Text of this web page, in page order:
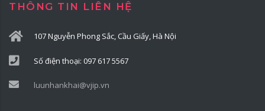
THÔNG TIN LIÊN HỆ
107 Nguyễn Phong Sắc, Cầu Giấy, Hà Nội
Số điện thoại: 097 617 5567
luunhankhai@vjip.vn